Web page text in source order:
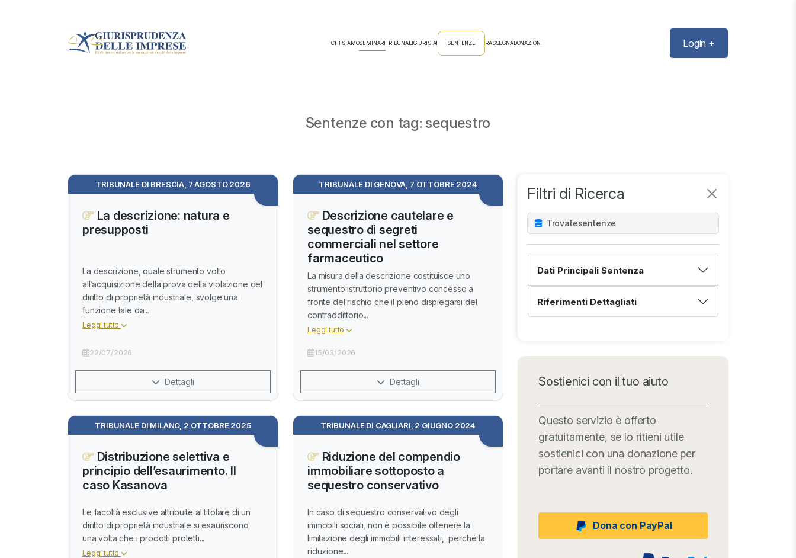
CHI SIAMOSEMINARITRIBUNALIGIURIS AI SENTENZE RASSEGNADONAZIONI Login +
Sentenze con tag: sequestro
Filtri di Ricerca
Trovatesentenze
Dati Principali Sentenza
Riferimenti Dettagliati
Sostienici con il tuo aiuto
Questo servizio è offerto
gratuitamente, se lo ritieni utile
sostienici con una donazione per
portare avanti il nostro progetto.
Dona con PayPal
TRIBUNALE DI BRESCIA, 7 AGOSTO 2026
La descrizione: natura e
presupposti
La descrizione, quale strumento volto
all’acquisizione della prova della violazione del
diritto di proprietà industriale, svolge una
funzione tale da...
Leggi tutto
22/07/2026
Dettagli
TRIBUNALE DI GENOVA, 7 OTTOBRE 2024
Descrizione cautelare e
sequestro di segreti
commerciali nel settore
farmaceutico
La misura della descrizione costituisce uno
strumento istruttorio preventivo concesso a
fronte del rischio che il pieno dispiegarsi del
contraddittorio...
Leggi tutto
15/03/2026
Dettagli
TRIBUNALE DI MILANO, 2 OTTOBRE 2025
Distribuzione selettiva e
principio dell’esaurimento. Il
caso Kasanova
Le facoltà esclusive attribuite al titolare di un
diritto di proprietà industriale si esauriscono
una volta che i prodotti protetti...
Leggi tutto
TRIBUNALE DI CAGLIARI, 2 GIUGNO 2024
Riduzione del compendio
immobiliare sottoposto a
sequestro conservativo
In caso di sequestro conservativo degli
immobili sociali, non è possibile ottenere la
limitazione degli immobili interessati, perché la
riduzione...